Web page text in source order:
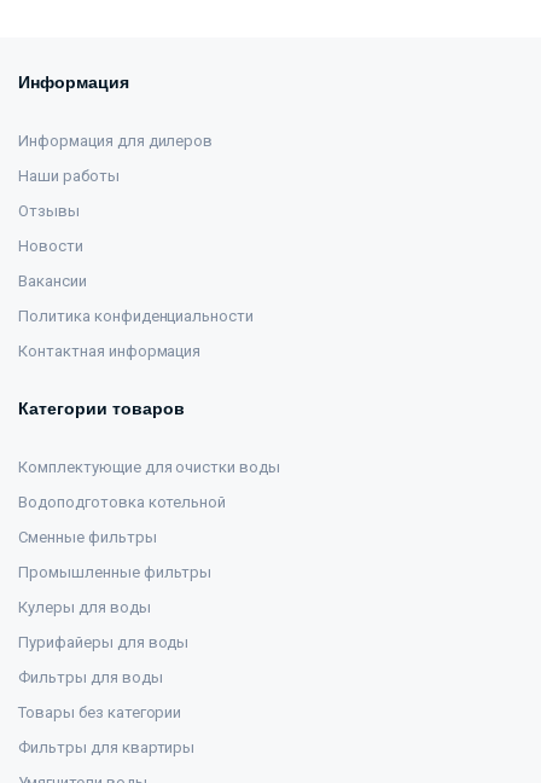
Информация
Информация для дилеров
Наши работы
Отзывы
Новости
Вакансии
Политика конфиденциальности
Контактная информация
Категории товаров
Комплектующие для очистки воды
Водоподготовка котельной
Сменные фильтры
Промышленные фильтры
Кулеры для воды
Пурифайеры для воды
Фильтры для воды
Товары без категории
Фильтры для квартиры